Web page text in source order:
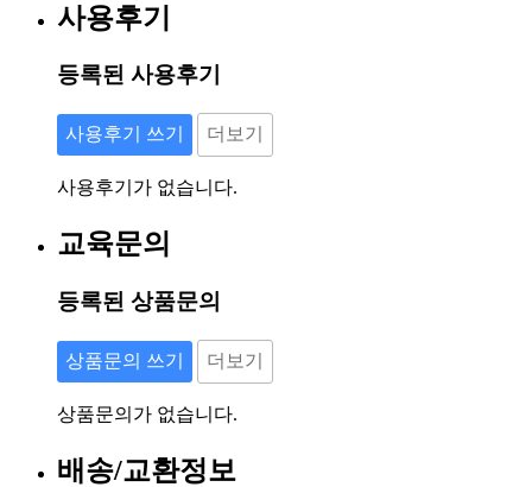
사용후기
등록된 사용후기
사용후기 쓰기 더보기
사용후기가 없습니다.
교육문의
등록된 상품문의
상품문의 쓰기 더보기
상품문의가 없습니다.
배송/교환정보